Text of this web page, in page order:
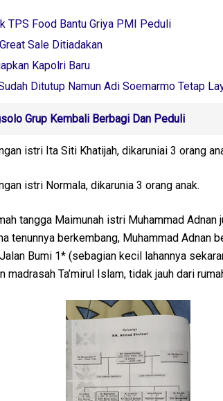
TPS Food Bantu Griya PMI Peduli
Sale Ditiadakan
Kapolri Baru
Ditutup Namun Adi Soemarmo Tetap
Grup Kembali Berbagi Dan Peduli
istri Ita Siti Khatijah, dikaruniai 3 orang
istri Normala, dikarunia 3 orang anak.
tangga Maimunah istri Muhammad Adnan
tenunnya berkembang, Muhammad Adnan
Bumi 1* (sebagian kecil lahannya
madrasah Ta’mirul Islam, tidak jauh dari